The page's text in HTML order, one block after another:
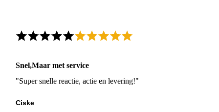
Snel,Maar met service
"Super snelle reactie, actie en levering!"
Ciske